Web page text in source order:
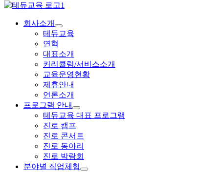
회사소개
테듀교육
연혁
대표소개
커리큘럼/서비스소개
교육운영현황
제휴안내
언론소개
프로그램 안내
테듀교육 대표 프로그램
진로 캠프
진로 콘서트
진로 동아리
진로 박람회
분야별 직업체험